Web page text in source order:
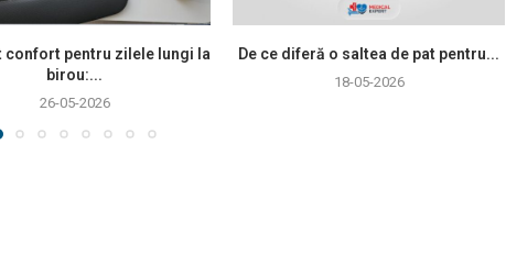
confort pentru zilele lungi la
birou:...
26-05-2026
De ce diferă o saltea de pat pentru...
18-05-2026